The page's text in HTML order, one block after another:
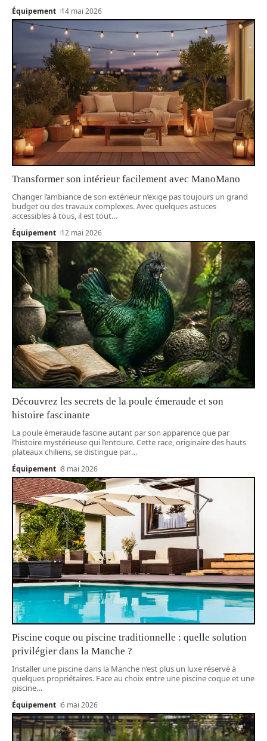
Équipement 14 mai 2026
Transformer son intérieur facilement avec ManoMano
Changer l’ambiance de son extérieur n’exige pas toujours un grand
budget ou des travaux complexes. Avec quelques astuces
accessibles à tous, il est tout…
Équipement 12 mai 2026
Découvrez les secrets de la poule émeraude et son
histoire fascinante
La poule émeraude fascine autant par son apparence que par
l’histoire mystérieuse qui l’entoure. Cette race, originaire des hauts
plateaux chiliens, se distingue par…
Équipement 8 mai 2026
Piscine coque ou piscine traditionnelle : quelle solution
privilégier dans la Manche ?
Installer une piscine dans la Manche n’est plus un luxe réservé à
quelques propriétaires. Face au choix entre une piscine coque et une
piscine…
Équipement 6 mai 2026